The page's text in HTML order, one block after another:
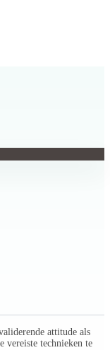
attitude als
vereiste technieken te